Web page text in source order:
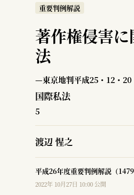
重要判例解説
著作権侵害
法
—東京地判平成25・12・20
国際私法
5
渡辺 惺之
平成26年度重要判例解説（
2022年 10月27日 10:00 公開